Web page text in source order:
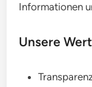
Informationen
Unsere